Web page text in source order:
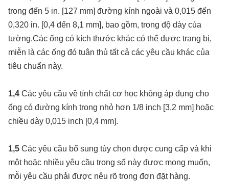
trong đến 5 in. [127 mm] đường kính ngoài và 0,015 đến
0,320 in. [0,4 đến 8,1 mm], bao gồm, trong độ dày của
tường.Các ống có kích thước khác có thể được trang bị,
miễn là các ống đó tuân thủ tất cả các yêu cầu khác của
tiêu chuẩn này.
1,4 Các yêu cầu về tính chất cơ học không áp dụng cho
ống có đường kính trong nhỏ hơn 1/8 inch [3,2 mm] hoặc
chiều dày 0,015 inch [0,4 mm].
1,5 Các yêu cầu bổ sung tùy chọn được cung cấp và khi
một hoặc nhiều yêu cầu trong số này được mong muốn,
mỗi yêu cầu phải được nêu rõ trong đơn đặt hàng.